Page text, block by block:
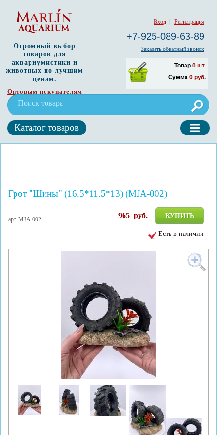
Вход Регистрация
+7-925-089-63-89
Заказать обратный звонок
Товар 0 шт.
Сумма 0 руб.
Огромный выбор
товаров для
аквариумистики и
животных по лучшим
ценам.
Оптовым покупателям
Каталог товаров
Грот "Шины" (16.5*11.5*13) (MJA-002)
арт. MJA-002 КУПИТЬ
965 руб.
Есть в наличии